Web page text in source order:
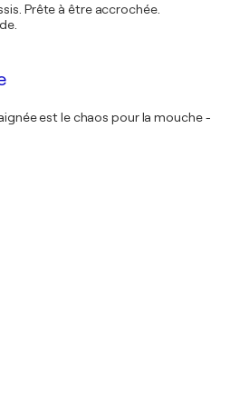
Prête à être accrochée.
est le chaos pour la mouche -